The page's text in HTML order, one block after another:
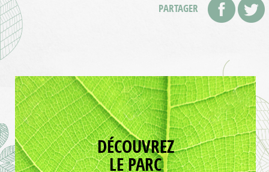
PARTAGER
DÉCOUVREZ
LE PARC